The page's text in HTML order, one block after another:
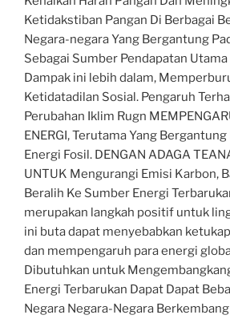
Ketidakstiban Pangan Di Berbagai
Negara-negara Yang Bergantung
Sebagai Sumber Pendapatan
Dampak ini lebih dalam,
Ketidatadilan Sosial. Pengaruh
Perubahan Iklim Rugn
ENERGI, Terutama Yang
Energi Fosil. DENGAN ADAGA
UNTUK Mengurangi Emisi Karbon,
Beralih Ke Sumber Energi
merupakan langkah positif untuk
ini buta dapat menyebabkan
dan mempengaruh para energi
Dibutuhkan untuk
Energi Terbarukan Dapat Dapat
Negara Negara-Negara